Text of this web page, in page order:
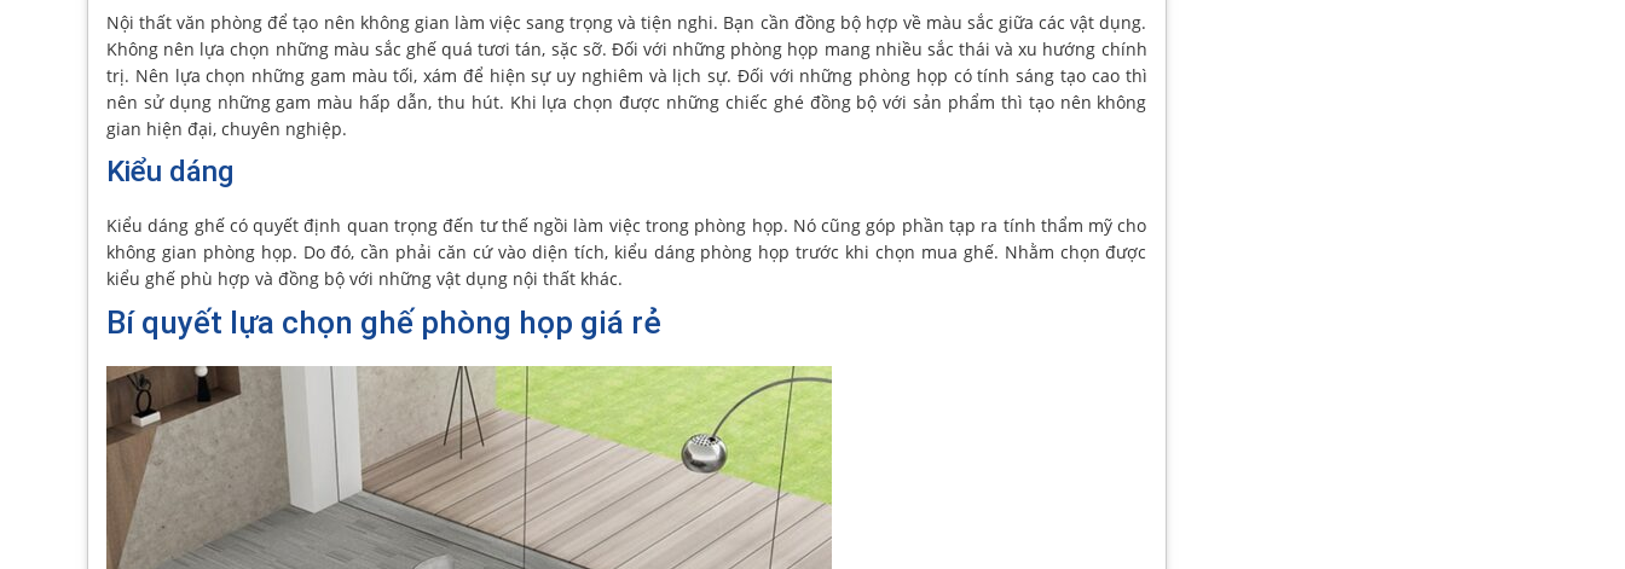
Nội thất văn phòng để tạo nên không gian làm việc sang trọng và tiện nghi. Bạn cần đồng bộ hợp về màu sắc giữa các vật dụng.
Không nên lựa chọn những màu sắc ghế quá tươi tán, sặc sỡ. Đối với những phòng họp mang nhiều sắc thái và xu hướng chính
trị. Nên lựa chọn những gam màu tối, xám để hiện sự uy nghiêm và lịch sự. Đối với những phòng họp có tính sáng tạo cao thì
nên sử dụng những gam màu hấp dẫn, thu hút. Khi lựa chọn được những chiếc ghé đồng bộ với sản phẩm thì tạo nên không
gian hiện đại, chuyên nghiệp.
Kiểu dáng
Kiểu dáng ghế có quyết định quan trọng đến tư thế ngồi làm việc trong phòng họp. Nó cũng góp phần tạp ra tính thẩm mỹ cho
không gian phòng họp. Do đó, cần phải căn cứ vào diện tích, kiểu dáng phòng họp trước khi chọn mua ghế. Nhằm chọn được
kiểu ghế phù hợp và đồng bộ với những vật dụng nội thất khác.
Bí quyết lựa chọn ghế phòng họp giá rẻ